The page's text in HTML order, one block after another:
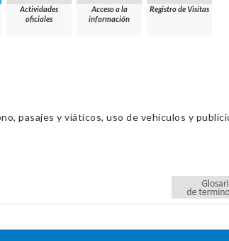
Actividades
oficiales
Acceso a la
información
Registro de Visitas
pasajes y viáticos, uso de vehículos y